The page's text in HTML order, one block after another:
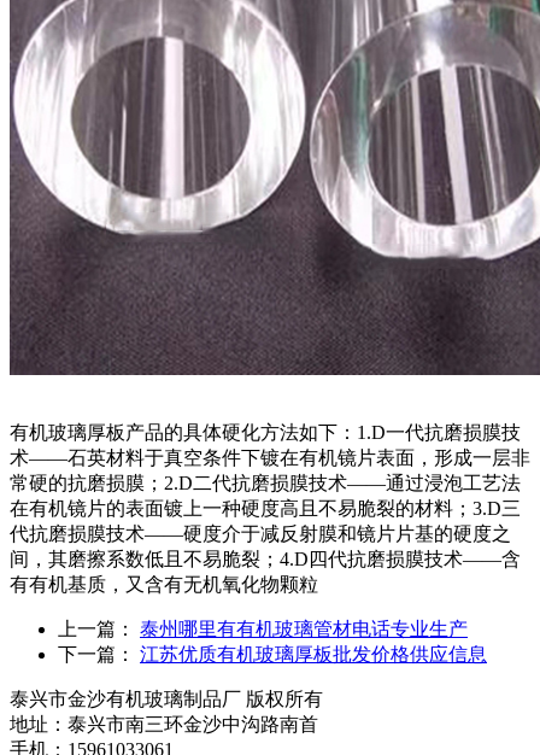
有机玻璃厚板产品的具体硬化方法如下：1.D一代抗磨损膜技
术——石英材料于真空条件下镀在有机镜片表面，形成一层非
常硬的抗磨损膜；2.D二代抗磨损膜技术——通过浸泡工艺法
在有机镜片的表面镀上一种硬度高且不易脆裂的材料；3.D三
代抗磨损膜技术——硬度介于减反射膜和镜片片基的硬度之
间，其磨擦系数低且不易脆裂；4.D四代抗磨损膜技术——含
有有机基质，又含有无机氧化物颗粒
上一篇：
泰州哪里有有机玻璃管材电话专业生产
下一篇：
江苏优质有机玻璃厚板批发价格供应信息
泰兴市金沙有机玻璃制品厂 版权所有
地址：泰兴市南三环金沙中沟路南首
手机：15961033061